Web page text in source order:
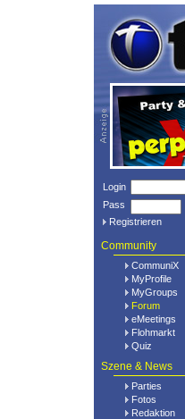
Login
Pass
Registrieren
Community
CommuniX
MyProfile
MyGroups
Forum
eMeetings
Flohmarkt
Quiz
Szene & News
Parties
Fotos
Redaktion